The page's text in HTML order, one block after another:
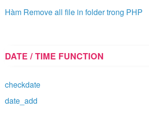
Hàm Remove all file in folder trong PHP
DATE / TIME FUNCTION
checkdate
date_add